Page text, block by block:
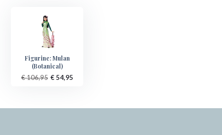
Figurine: Mulan
(Botanical)
€ 106,95 € 54,95